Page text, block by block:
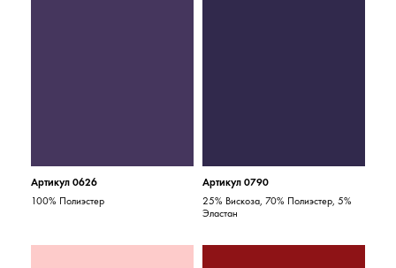
Артикул 0626
100% Полиэстер
Артикул 0790
25% Вискоза, 70% Полиэстер, 5%
Эластан